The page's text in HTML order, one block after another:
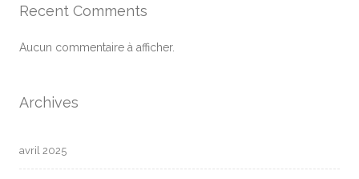
Recent Comments
Aucun commentaire à afficher.
Archives
avril 2025